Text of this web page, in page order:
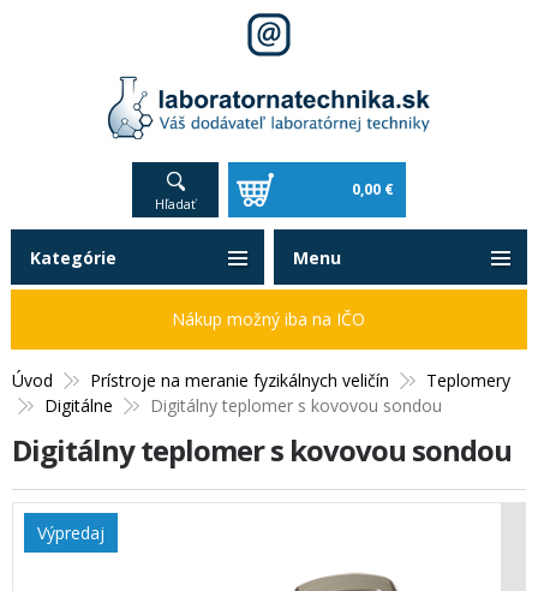
Hľadať
0,00 €
Úvod Prístroje na meranie fyzikálnych veličín
Teplomery
Digitálne
Digitálny teplomer s kovovou sondou
Digitálny teplomer s kovovou sondou
Výpredaj
Kategórie
Nákup možný iba na IČO
Menu